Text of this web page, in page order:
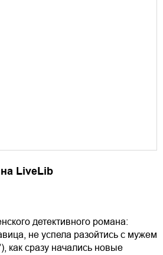
LiveLib
детективного романа:
не успела разойтись с мужем
как сразу начались новые